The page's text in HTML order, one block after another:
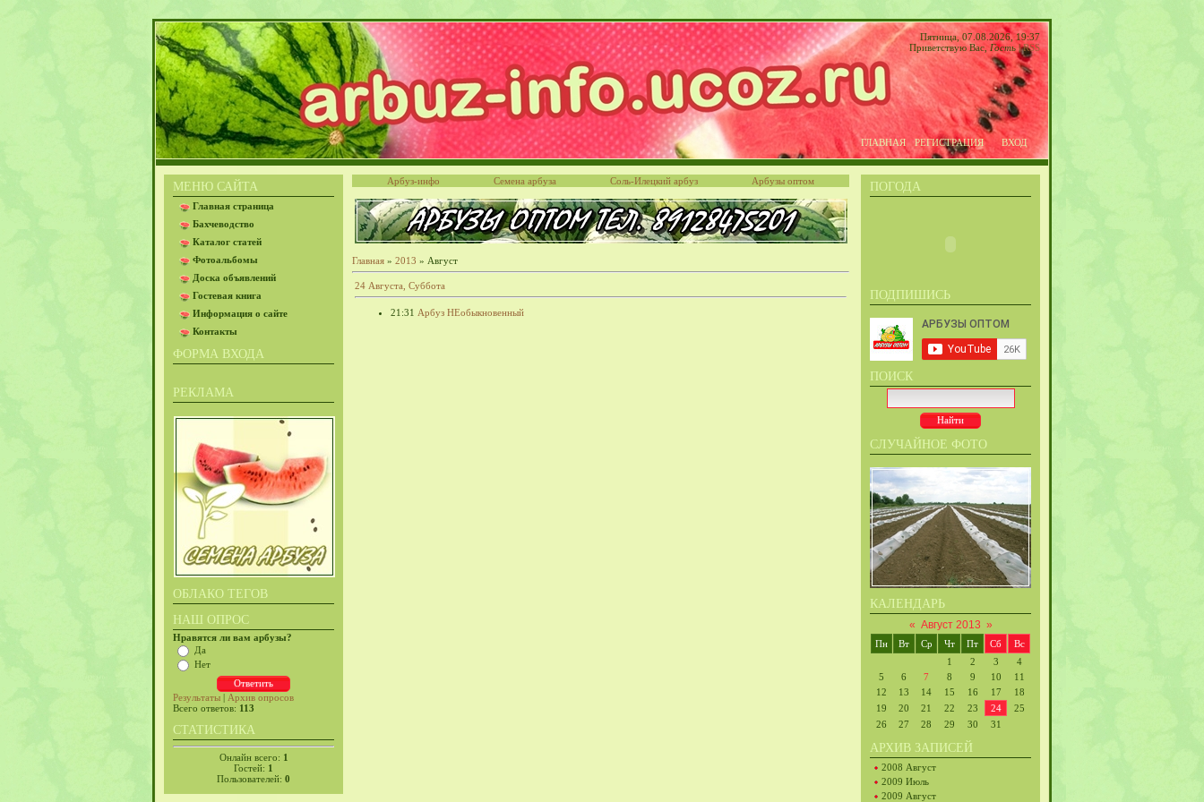
Пятница, 07.08.2026, 19:37
Приветствую Вас Гость|RSS
ГЛАВНАЯ РЕГИСТРАЦИЯ ВХОД
МЕНЮ САЙТА
Главная страница
Бахчеводство
Каталог статей
Фотоальбомы
Доска объявлений
Гостевая книга
Информация о сайте
Контакты
ФОРМА ВХОДА
РЕКЛАМА
ОБЛАКО ТЕГОВ
НАШ ОПРОС
Нравятся ли вам арбузы?
Да
Нет
Результаты | Архив опросов
Всего ответов: 113
СТАТИСТИКА
Онлайн всего: 1
Гостей: 1
Пользователей: 0
ПОГОДА
ПОДПИШИСЬ
ПОИСК
СЛУЧАЙНОЕ ФОТО
КАЛЕНДАРЬ
« Август 2013 »
Пн Вт Ср Чт Пт Сб
Вс
1
2 3
4
5
6 7 8 9 10
11
12
13 14 15 16 17
18
19
20 21 22 23 24
25
26
27 28 29 30 31
АРХИВ ЗАПИСЕЙ
2008 Август
2009 Июль
2009 Август
Арбуз-инфо Семена арбуза Соль-Илецкий арбуз Арбузы оптом
Главная » 2013 » Август
24 Августа, Суббота
21:31 Арбуз НЕобыкновенный